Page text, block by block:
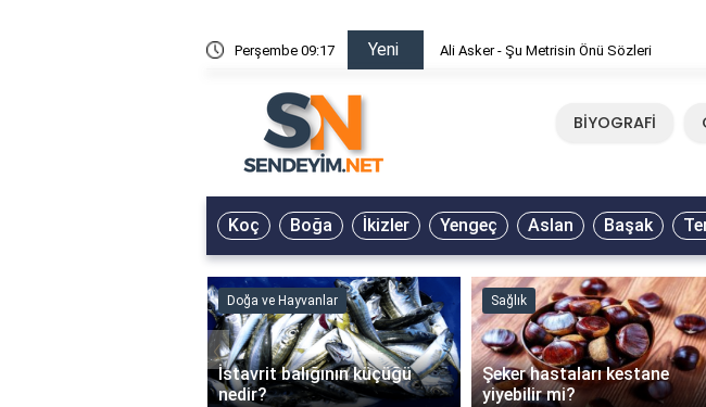
Perşembe 09:17 Yeni Ali Asker - Şu Metrisin Önü Sözleri
BİYOGRAFİ
Koç Boğa İkizler Yengeç Aslan Başak
Doğa ve Hayvanlar
İstavrit balığının küçüğü
nedir?
Sağlık
Şeker hastaları kestane
yiyebilir mi?
‹